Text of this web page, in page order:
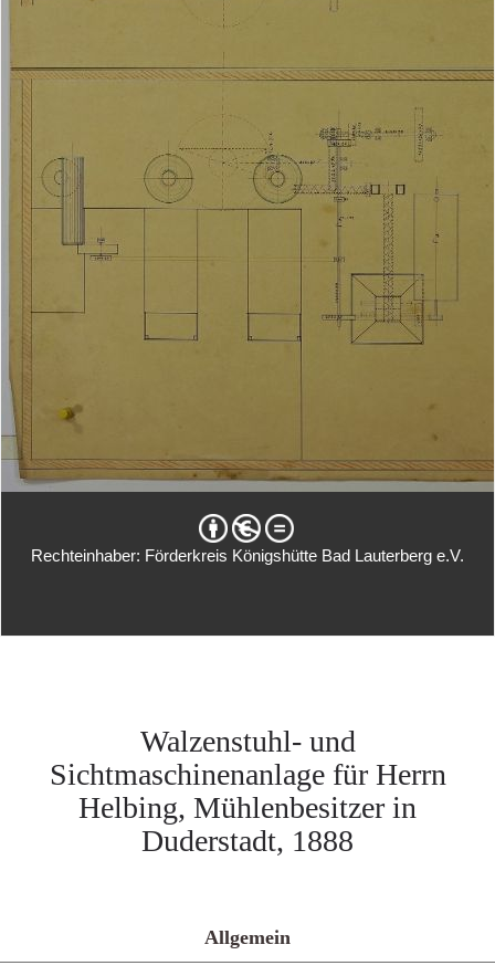
Rechteinhaber: Förderkreis Königshütte Bad Lauterberg e.V.
Walzenstuhl- und
Sichtmaschinenanlage für Herrn
Helbing, Mühlenbesitzer in
Duderstadt, 1888
Allgemein